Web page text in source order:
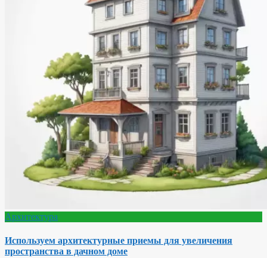
Архитектура
Используем архитектурные приемы для увеличения
пространства в дачном доме